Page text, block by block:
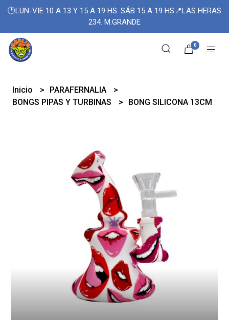
🕑LUN-VIE 10 A 13 Y 15 A 19 HS. SÁB 15 A 19 HS📍LAS HERAS
234. M.GRANDE
0
Inicio
PARAFERNALIA
BONGS PIPAS Y TURBINAS
BONG SILICONA 13CM